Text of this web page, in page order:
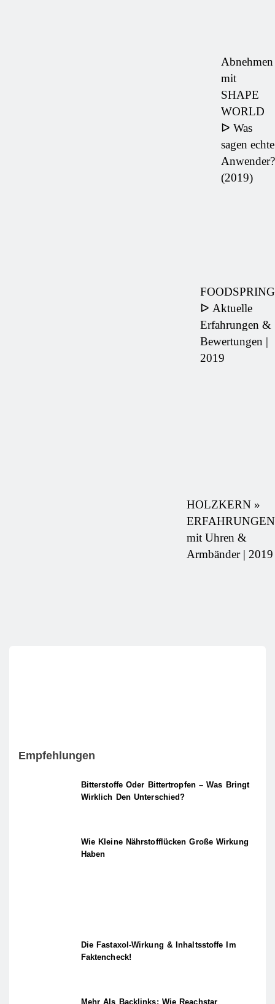
Abnehmen
mit
SHAPE
WORLD
ᐅ Was
sagen echte
Anwender?
(2019)
FOODSPRING
ᐅ Aktuelle
Erfahrungen &
Bewertungen |
2019
HOLZKERN »
ERFAHRUNGEN
mit Uhren &
Armbänder | 2019
Empfehlungen
Bitterstoffe Oder Bittertropfen – Was Bringt
Wirklich Den Unterschied?
Wie Kleine Nährstofflücken Große Wirkung
Haben
Die Fastaxol-Wirkung & Inhaltsstoffe Im
Faktencheck!
Mehr Als Backlinks: Wie Reachstar